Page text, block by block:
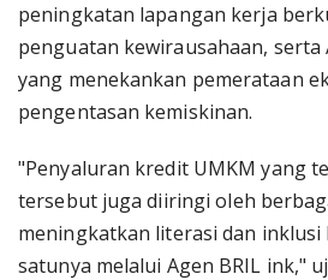
peningkatan lapangan kerja
penguatan kewirausahaan, serta
yang menekankan pemerataan
pengentasan kemiskinan.
"Penyaluran kredit UMKM yang
tersebut juga diiringi oleh
meningkatkan literasi dan inklusi
satunya melalui Agen BRIL ink,"